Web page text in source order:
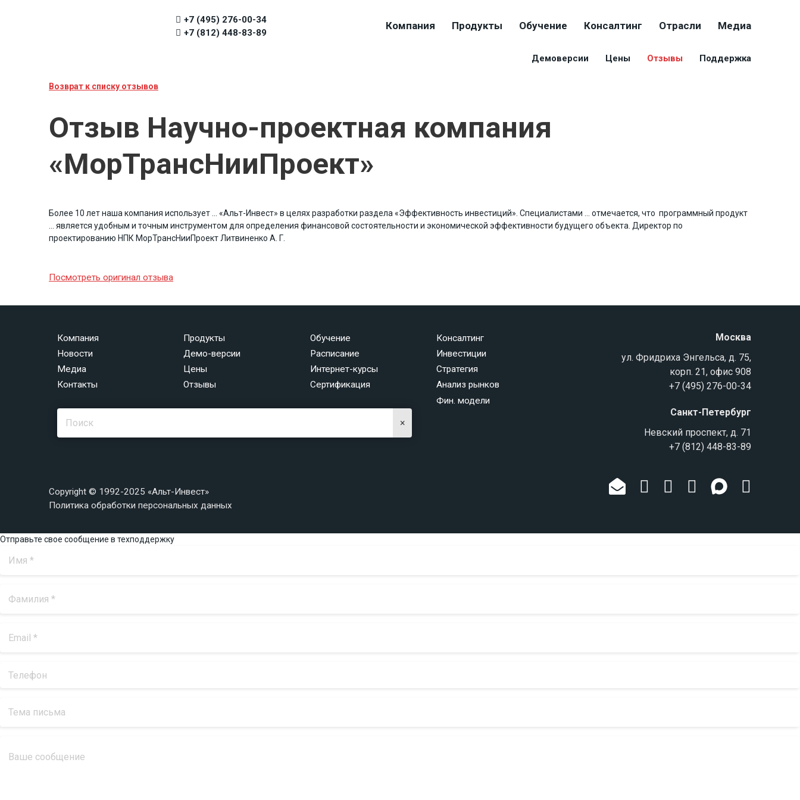
+7 (495) 276-00-34
+7 (812) 448-83-89
Компания Продукты Обучение Консалтинг Отрасли Медиа
Демоверсии Цены Отзывы Поддержка
Возврат к списку отзывов
Отзыв Научно-проектная компания
«МорТрансНииПроект»
Более 10 лет наша компания использует … «Альт-Инвест» в целях разработки раздела «Эффективность инвестиций». Специалистами … отмечается, что программный продукт
… является удобным и точным инструментом для определения финансовой состоятельности и экономической эффективности будущего объекта. Директор по
проектированию НПК МорТрансНииПроект Литвиненко А. Г.
Посмотреть оригинал отзыва
Компания
Новости
Медиа
Контакты
Продукты
Демо-версии
Цены
Отзывы
Обучение
Расписание
Интернет-курсы
Сертификация
Консалтинг
Инвестиции
Стратегия
Анализ рынков
Фин. модели
×
Москва
ул. Фридриха Энгельса, д. 75,
корп. 21, офис 908
+7 (495) 276-00-34
Санкт-Петербург
Невский проспект, д. 71
+7 (812) 448-83-89
Copyright © 1992-2025 «Альт-Инвест»
Политика обработки персональных данных
Отправьте свое сообщение в техподдержку